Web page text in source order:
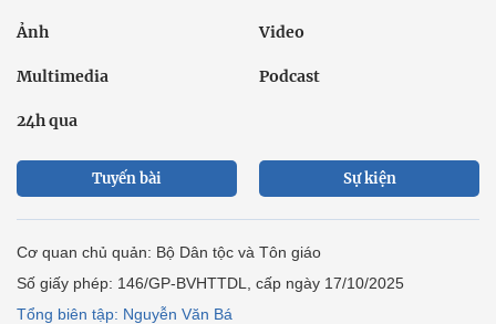
Ảnh Video
Multimedia Podcast
24h qua
Tuyến bài Sự kiện
Cơ quan chủ quản: Bộ Dân tộc và Tôn giáo
Số giấy phép: 146/GP-BVHTTDL, cấp ngày 17/10/2025
Tổng biên tập: Nguyễn Văn Bá